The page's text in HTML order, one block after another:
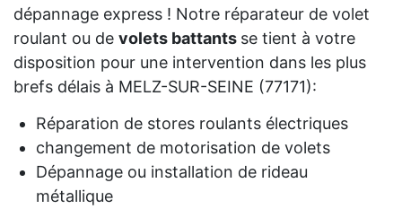
dépannage express ! Notre réparateur de volet
roulant ou de volets battants se tient à votre
disposition pour une intervention dans les plus
brefs délais à MELZ-SUR-SEINE (77171):
Réparation de stores roulants électriques
changement de motorisation de volets
Dépannage ou installation de rideau
métallique